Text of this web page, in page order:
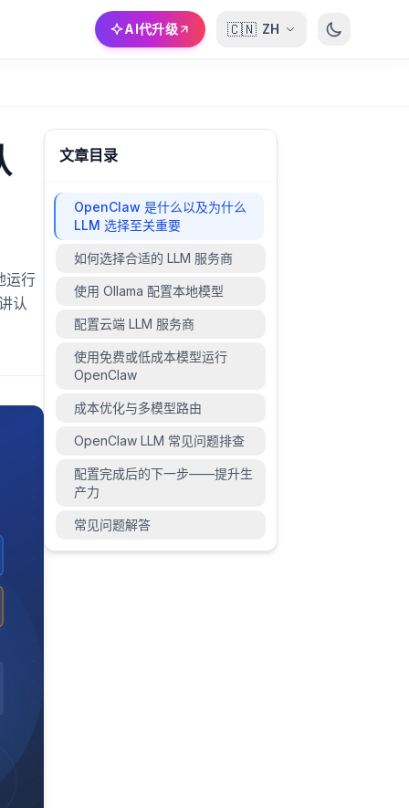
AI代升级 🇨🇳 ZH
运行
认
文章目录
OpenClaw 是什么以及为什么
LLM 选择至关重要
如何选择合适的 LLM 服务商
使用 Ollama 配置本地模型
配置云端 LLM 服务商
使用免费或低成本模型运行
OpenClaw
成本优化与多模型路由
OpenClaw LLM 常见问题排查
配置完成后的下一步——提升生
产力
常见问题解答